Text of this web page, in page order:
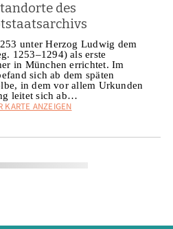
des
unter Herzog Ludwig dem
1253–1294) als erste
in München errichtet. Im
sich ab dem späten
in dem vor allem Urkunden
leitet sich ab…
KARTE ANZEIGEN